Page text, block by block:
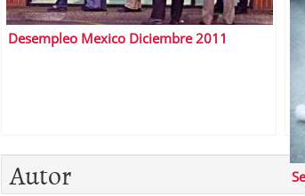
Desempleo Mexico Diciembre 2011
Autor